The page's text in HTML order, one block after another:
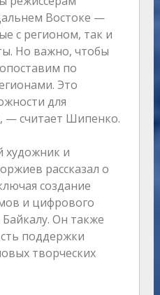
Востоке —
с регионом, так и
Но важно, чтобы
по
Это
для
— считает Шипенко.
художник и
рассказал о
создание
и цифрового
Он также
поддержки
творческих